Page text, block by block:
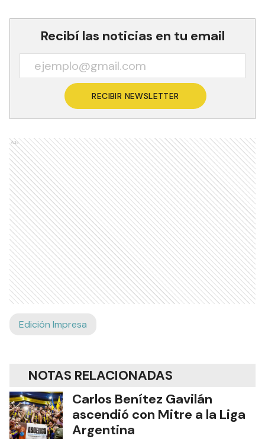
Recibí las noticias en tu email
RECIBIR NEWSLETTER
Ads
Edición Impresa
NOTAS RELACIONADAS
Carlos Benítez Gavilán
ascendió con Mitre a la Liga
Argentina